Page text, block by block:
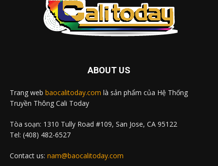
ABOUT US
Trang web baocalitoday.com là sản phẩm của Hệ Thống
Truyền Thông Cali Today
Tòa soạn: 1310 Tully Road #109, San Jose, CA 95122
Tel: (408) 482-6527
Contact us: nam@baocalitoday.com